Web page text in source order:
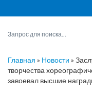
Главная » Новости »
творчества
завоевал высшие